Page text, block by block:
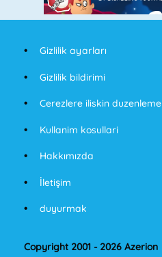
Gizlilik ayarları
Gizlilik bildirimi
Cerezlere iliskin duzenleme
Kullanim kosullari
Hakkımızda
İletişim
duyurmak
Copyright 2001 - 2026 Azerion